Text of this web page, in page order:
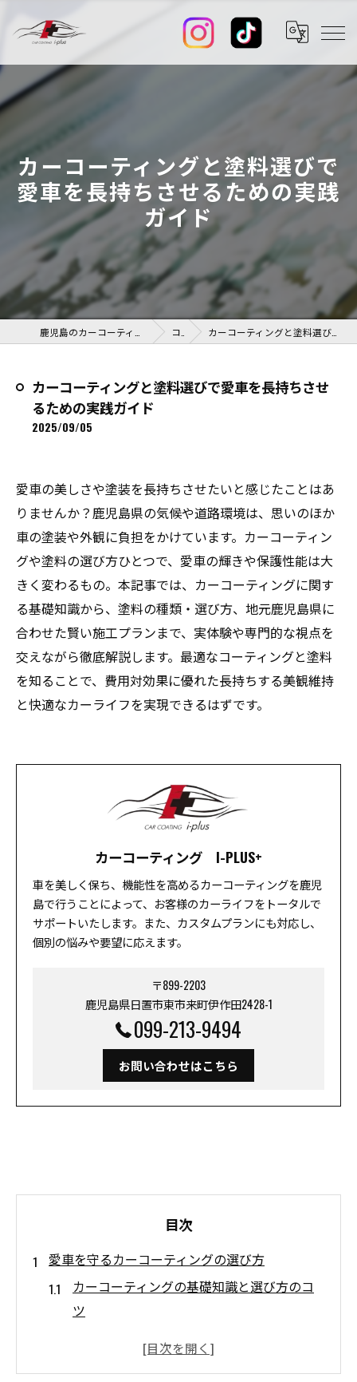
カーコーティングと塗料選びで
愛車を長持ちさせるための実践
ガイド
コラム カーコーティングと塗料選びで愛車を長持ちさせるための実践ガイド
カーコーティングと塗料選びで愛車を長持ちさせ
るための実践ガイド
2025/09/05
愛車の美しさや塗装を長持ちさせたいと感じたことはあ
りませんか？鹿児島県の気候や道路環境は、思いのほか
車の塗装や外観に負担をかけています。カーコーティン
グや塗料の選び方ひとつで、愛車の輝きや保護性能は大
きく変わるもの。本記事では、カーコーティングに関す
る基礎知識から、塗料の種類・選び方、地元鹿児島県に
合わせた賢い施工プランまで、実体験や専門的な視点を
交えながら徹底解説します。最適なコーティングと塗料
を知ることで、費用対効果に優れた長持ちする美観維持
と快適なカーライフを実現できるはずです。
カーコーティング I-PLUS+
車を美しく保ち、機能性を高めるカーコーティングを鹿児
島で行うことによって、お客様のカーライフをトータルで
サポートいたします。また、カスタムプランにも対応し、
個別の悩みや要望に応えます。
〒899-2203
鹿児島県日置市東市来町伊作田2428-1
099-213-9494
お問い合わせはこちら
目次
愛車を守るカーコーティングの選び方
カーコーティングの基礎知識と選び方のコ
ツ
鹿児島の環境に合うコーティング剤選定法